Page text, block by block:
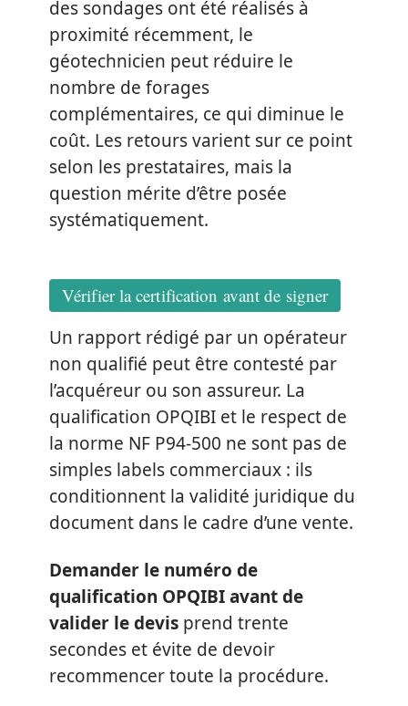
des sondages ont été réalisés à
proximité récemment, le
géotechnicien peut réduire le
nombre de forages
complémentaires, ce qui diminue le
coût. Les retours varient sur ce point
selon les prestataires, mais la
question mérite d’être posée
systématiquement.
Vérifier la certification avant de signer
Un rapport rédigé par un opérateur
non qualifié peut être contesté par
l’acquéreur ou son assureur. La
qualification OPQIBI et le respect de
la norme NF P94-500 ne sont pas de
simples labels commerciaux : ils
conditionnent la validité juridique du
document dans le cadre d’une vente.
Demander le numéro de
qualification OPQIBI avant de
valider le devis prend trente
secondes et évite de devoir
recommencer toute la procédure.